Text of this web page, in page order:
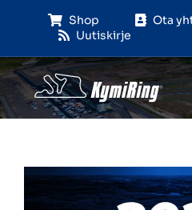
content
Shop Ota
Uutiskirje